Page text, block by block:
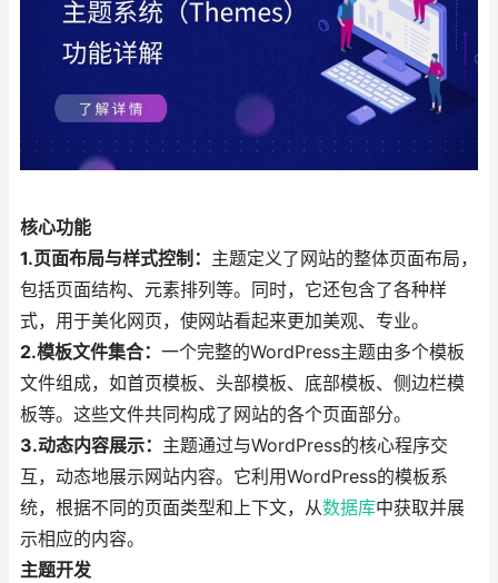
核心功能
1.页面布局与样式控制： 主题定义了网站的整体页面布局，
包括页面结构、元素排列等。同时，它还包含了各种样
式，用于美化网页，使网站看起来更加美观、专业。
2.模板文件集合： 一个完整的WordPress主题由多个模板
文件组成，如首页模板、头部模板、底部模板、侧边栏模
板等。这些文件共同构成了网站的各个页面部分。
3.动态内容展示： 主题通过与WordPress的核心程序交
互，动态地展示网站内容。它利用WordPress的模板系
统，根据不同的页面类型和上下文，从数据库中获取并展
示相应的内容。
主题开发